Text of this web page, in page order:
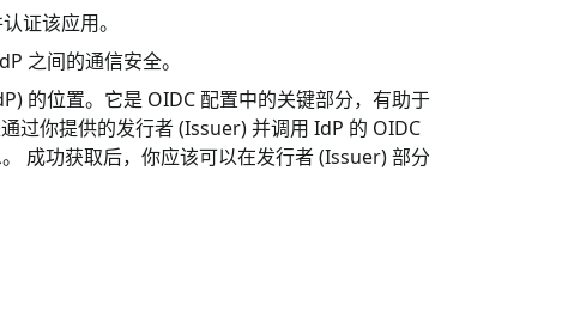
证该应用。
之间的通信安全。
的位置。它是 OIDC 配置中的关键部分，有助于
过你提供的发行者 (Issuer) 并调用 IdP 的 OIDC
成功获取后，你应该可以在发行者 (Issuer) 部分